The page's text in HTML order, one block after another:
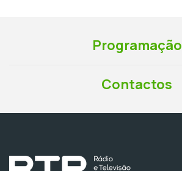
Programação
Contactos